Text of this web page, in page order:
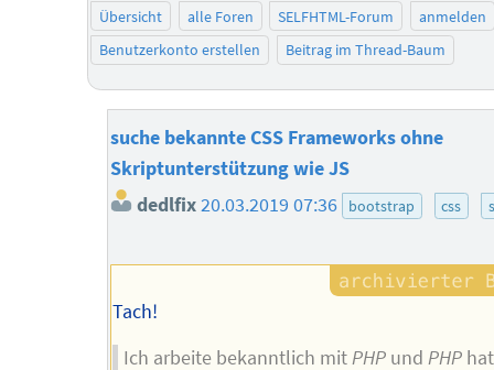
Übersicht alle Foren SELFHTML-Forum
anmelden
Benutzerkonto erstellen
Beitrag im Thread-Baum
suche bekannte CSS Frameworks ohne
Skriptunterstützung wie JS
dedlfix 20.03.2019 07:36 bootstrap css
Tach!
Ich arbeite bekanntlich mitPHPund PHP